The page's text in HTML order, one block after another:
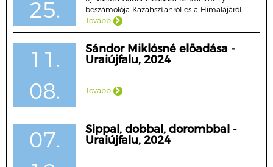
25.
beszámolója Kazahsztánról és a Himalájáról.
Tovább
11.
08.
Sándor Miklósné előadása -
Uraiújfalu, 2024
Tovább
07.
Sippal, dobbal, dorombbal -
Uraiújfalu, 2024